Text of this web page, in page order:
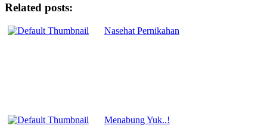
Related posts:
Nasehat Pernikahan
Menabung Yuk..!